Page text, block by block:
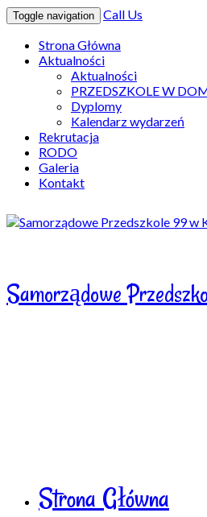
Toggle navigation
Call Us
Strona Główna
Aktualności
Aktualności
PRZEDSZKOLE W
Dyplomy
Kalendarz wydarzeń
Rekrutacja
RODO
Galeria
Kontakt
Samorządowe
Strona Główna